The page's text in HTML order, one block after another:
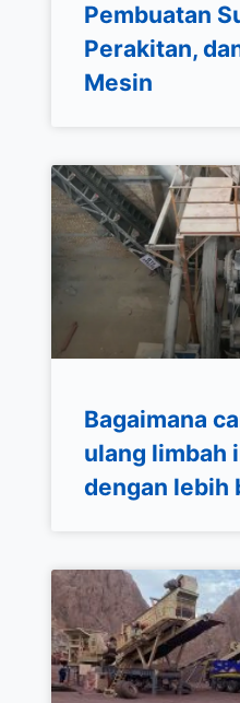
Pembuatan
Perakitan,
Mesin
Bagaimana
ulang limbah
dengan lebih